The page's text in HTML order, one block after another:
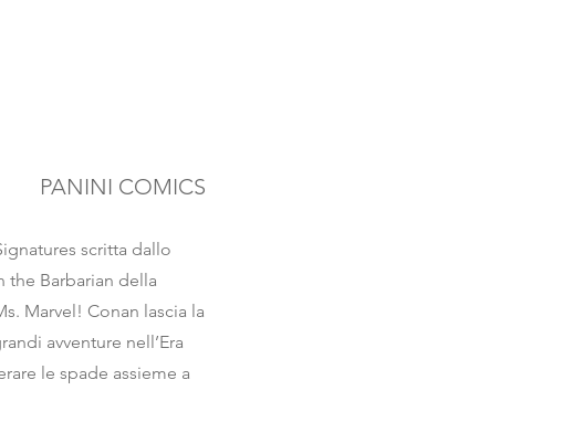
PANINI COMICS
scritta dallo
Barbarian della
Marvel! Conan lascia la
avventure nell’Era
le spade assieme a